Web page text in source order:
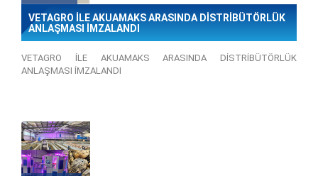
VETAGRO İLE AKUAMAKS ARASINDA DİSTRİBÜTÖRLÜK
ANLAŞMASI İMZALANDI
VETAGRO İLE AKUAMAKS ARASINDA DİSTRİBÜTÖRLÜK
ANLAŞMASI İMZALANDI